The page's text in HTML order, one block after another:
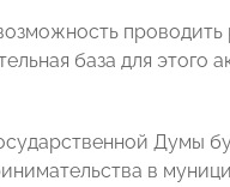
база для
Думы
в